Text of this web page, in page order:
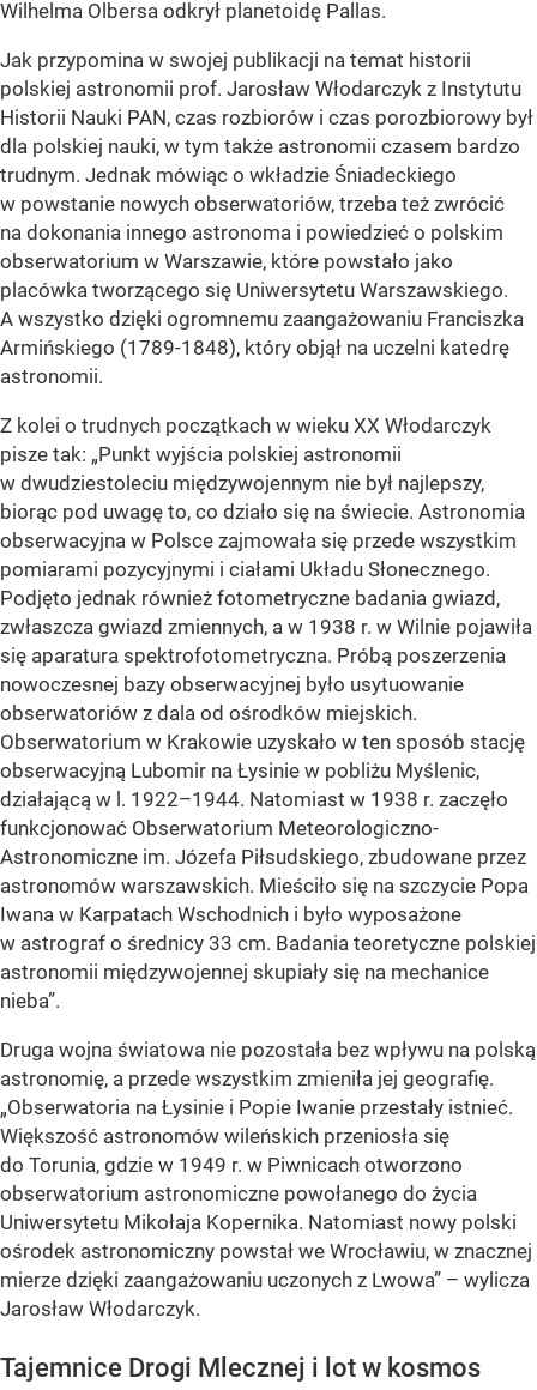
Wilhelma Olbersa odkrył planetoidę Pallas.
Jak przypomina w swojej publikacji na temat historii
polskiej astronomii prof. Jarosław Włodarczyk z Instytutu
Historii Nauki PAN, czas rozbiorów i czas porozbiorowy był
dla polskiej nauki, w tym także astronomii czasem bardzo
trudnym. Jednak mówiąc o wkładzie Śniadeckiego
w powstanie nowych obserwatoriów, trzeba też zwrócić
na dokonania innego astronoma i powiedzieć o polskim
obserwatorium w Warszawie, które powstało jako
placówka tworzącego się Uniwersytetu Warszawskiego.
A wszystko dzięki ogromnemu zaangażowaniu Franciszka
Armińskiego (1789-1848), który objął na uczelni katedrę
astronomii.
Z kolei o trudnych początkach w wieku XX Włodarczyk
pisze tak: „Punkt wyjścia polskiej astronomii
w dwudziestoleciu międzywojennym nie był najlepszy,
biorąc pod uwagę to, co działo się na świecie. Astronomia
obserwacyjna w Polsce zajmowała się przede wszystkim
pomiarami pozycyjnymi i ciałami Układu Słonecznego.
Podjęto jednak również fotometryczne badania gwiazd,
zwłaszcza gwiazd zmiennych, a w 1938 r. w Wilnie pojawiła
się aparatura spektrofotometryczna. Próbą poszerzenia
nowoczesnej bazy obserwacyjnej było usytuowanie
obserwatoriów z dala od ośrodków miejskich.
Obserwatorium w Krakowie uzyskało w ten sposób stację
obserwacyjną Lubomir na Łysinie w pobliżu Myślenic,
działającą w l. 1922–1944. Natomiast w 1938 r. zaczęło
funkcjonować Obserwatorium Meteorologiczno-
Astronomiczne im. Józefa Piłsudskiego, zbudowane przez
astronomów warszawskich. Mieściło się na szczycie Popa
Iwana w Karpatach Wschodnich i było wyposażone
w astrograf o średnicy 33 cm. Badania teoretyczne polskiej
astronomii międzywojennej skupiały się na mechanice
nieba”.
Druga wojna światowa nie pozostała bez wpływu na polską
astronomię, a przede wszystkim zmieniła jej geografię.
„Obserwatoria na Łysinie i Popie Iwanie przestały istnieć.
Większość astronomów wileńskich przeniosła się
do Torunia, gdzie w 1949 r. w Piwnicach otworzono
obserwatorium astronomiczne powołanego do życia
Uniwersytetu Mikołaja Kopernika. Natomiast nowy polski
ośrodek astronomiczny powstał we Wrocławiu, w znacznej
mierze dzięki zaangażowaniu uczonych z Lwowa” – wylicza
Jarosław Włodarczyk.
Tajemnice Drogi Mlecznej i lot w kosmos